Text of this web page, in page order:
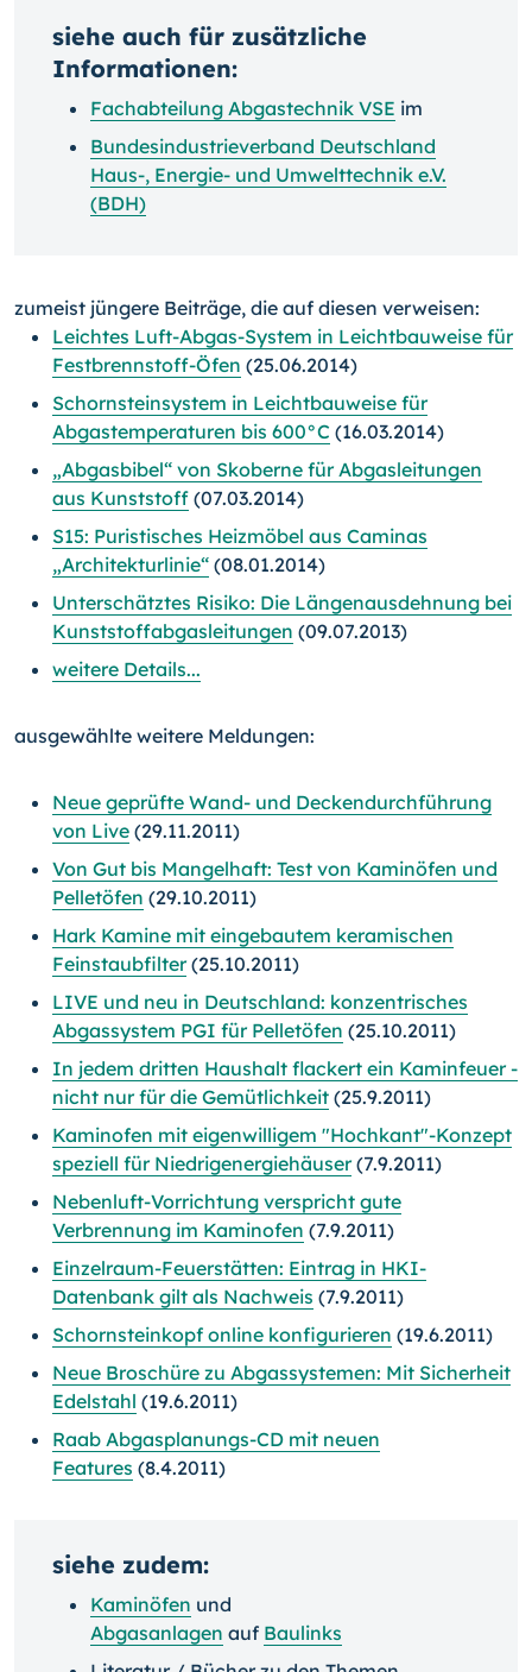
siehe auch für zusätzliche
Informationen:
Fachabteilung Abgastechnik VSE im
Bundesindustrieverband Deutschland
Haus-, Energie- und Umwelttechnik e.V.
(BDH)
zumeist jüngere Beiträge, die auf diesen verweisen:
Leichtes Luft-Abgas-System in Leichtbauweise für
Festbrennstoff-Öfen (25.06.2014)
Schornsteinsystem in Leichtbauweise für
Abgastemperaturen bis 600°C (16.03.2014)
„Abgasbibel“ von Skoberne für Abgasleitungen
aus Kunststoff (07.03.2014)
S15: Puristisches Heizmöbel aus Caminas
„Architekturlinie“ (08.01.2014)
Unterschätztes Risiko: Die Längenausdehnung bei
Kunststoffabgasleitungen (09.07.2013)
weitere Details...
ausgewählte weitere Meldungen:
Neue geprüfte Wand- und Deckendurchführung
von Live (29.11.2011)
Von Gut bis Mangelhaft: Test von Kaminöfen und
Pelletöfen (29.10.2011)
Hark Kamine mit eingebautem keramischen
Feinstaubfilter(25.10.2011)
LIVE und neu in Deutschland: konzentrisches
Abgassystem PGI für Pelletöfen (25.10.2011)
In jedem dritten Haushalt flackert ein Kaminfeuer -
nicht nur für die Gemütlichkeit (25.9.2011)
Kaminofen mit eigenwilligem "Hochkant"-Konzept
speziell für Niedrigenergiehäuser(7.9.2011)
Nebenluft-Vorrichtung verspricht gute
Verbrennung im Kaminofen (7.9.2011)
Einzelraum-Feuerstätten: Eintrag in HKI-
Datenbank gilt als Nachweis (7.9.2011)
Schornsteinkopf online konfigurieren (19.6.2011)
Neue Broschüre zu Abgassystemen: Mit Sicherheit
Edelstahl (19.6.2011)
Raab Abgasplanungs-CD mit neuen
Features (8.4.2011)
siehe zudem:
Kaminöfen und
Abgasanlagen auf Baulinks